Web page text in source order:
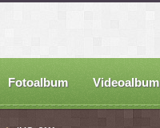
Fotoalbum Videoalbum